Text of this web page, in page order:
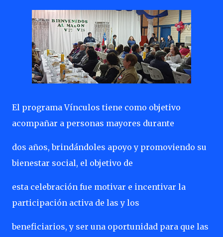
El programa Vínculos tiene como objetivo
acompañar a personas mayores durante
dos años, brindándoles apoyo y promoviendo su
bienestar social, el objetivo de
esta celebración fue motivar e incentivar la
participación activa de las y los
beneficiarios, y ser una oportunidad para que las